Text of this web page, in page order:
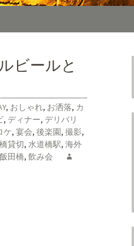
ビールと
, おしゃれ, お洒落, カ
, ディナー, デリバリ
ケ, 宴会, 後楽園, 撮影,
貸切, 水道橋駅, 海外
飯田橋, 飲み会